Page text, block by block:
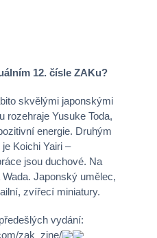
12. čísle ZAKu?
skvělými japonskými
rozehraje Yusuke Toda,
energie. Druhým
Koichi Yairi –
jsou duchové. Na
Japonský umělec,
zvířecí miniatury.
vydání:
zak_zine/